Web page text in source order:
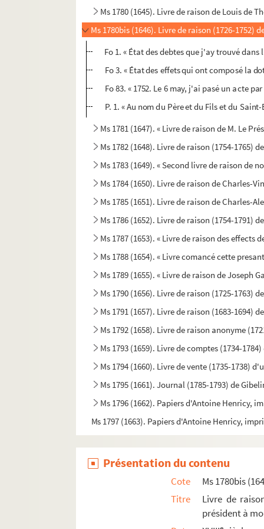
Ms 1780 (1645). Livre de raison de Louis de
Ms 1780bis (1646). Livre de raison (1726-
Fo 1. « État des debtes que j'ay trouvé
Fo 3. « État des effets qui ont composé la
Fo 83. « 1752. Le 6 may, j'ai pasé un acte
P. 1. « Au nom du Père et du Fils et du
Ms 1781 (1647). « Livre de raison de M. Le
Ms 1782 (1648). Livre de raison (1754-1765)
Ms 1783 (1649). « Second livre de raison de
Ms 1784 (1650). Livre de raison de Charles-
Ms 1785 (1651). Livre de raison de Charles-
Ms 1786 (1652). Livre de raison (1754-1791)
Ms 1787 (1653). « Livre de raison des
Ms 1788 (1654). « Livre comancé cette
Ms 1789 (1655). « Livre de raison de Joseph
Ms 1790 (1656). Livre de raison (1725-1763)
Ms 1791 (1657). Livre de raison (1683-1694)
Ms 1792 (1658). Livre de raison anonyme
Ms 1793 (1659). Livre de comptes (1734-
Ms 1794 (1660). Livre de vente (1735-1738)
Ms 1795 (1661). Journal (1785-1793) de
Ms 1796 (1662). Papiers d'Antoine Henricy,
Ms 1797 (1663). Papiers d'Antoine Henricy,
Ms 1799 (1665). Papiers d'Antoine Henricy,
Ms 1800 (Rés. ms 52). Traduction
Ms 1801 (Rés. ms 53). Livre d'heures qui
Ms 1802 (Rés. ms 54). Livre d'heures, très
Présentation du contenu
Cote
Ms 1780bis
Titre
Livre de
président à